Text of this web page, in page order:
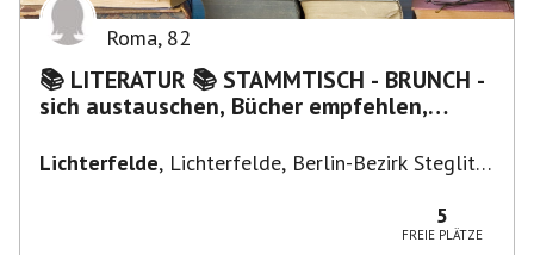
Roma, 82
📚 LITERATUR 📚 STAMMTISCH - BRUNCH -
sich austauschen, Bücher empfehlen,
Lichterfelde, Lichterfelde, Berlin-Bezirk Steglitz-
5
FREIE PLÄTZE